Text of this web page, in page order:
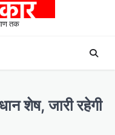
तक
शेष, जारी रहेगी